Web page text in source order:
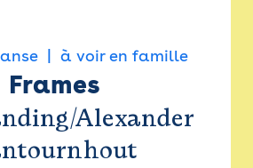
à voir en famille
Frames
Alexander